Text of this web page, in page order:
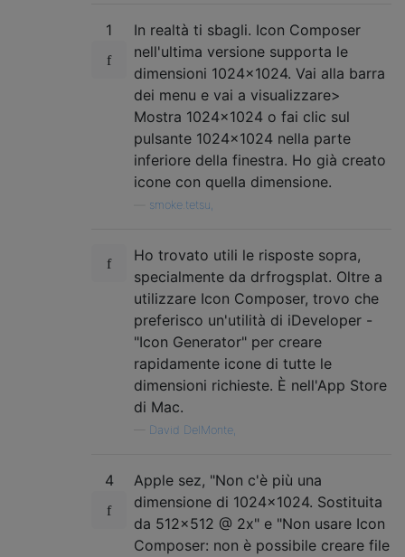
1
In realtà ti sbagli. Icon Composer
nell'ultima versione supporta le
dimensioni 1024x1024. Vai alla barra
dei menu e vai a visualizzare>
Mostra 1024x1024 o fai clic sul
pulsante 1024x1024 nella parte
inferiore della finestra. Ho già creato
icone con quella dimensione.
smoke.tetsu,
Ho trovato utili le risposte sopra,
specialmente da drfrogsplat. Oltre a
utilizzare Icon Composer, trovo che
preferisco un'utilità di iDeveloper -
"Icon Generator" per creare
rapidamente icone di tutte le
dimensioni richieste. È nell'App Store
di Mac.
David DelMonte,
4
Apple sez, "Non c'è più una
dimensione di 1024x1024. Sostituita
da 512x512 @ 2x" e "Non usare Icon
Composer: non è possibile creare file